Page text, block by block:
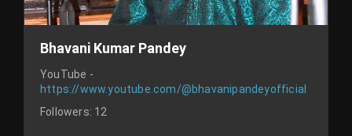
Bhavani Kumar Pandey
YouTube -
https://www.youtube.com/@bhavanipandeyofficial
Followers: 12